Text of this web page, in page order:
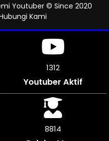
Youtuber © Since 2020
Kami
1312
Youtuber Aktif
9198